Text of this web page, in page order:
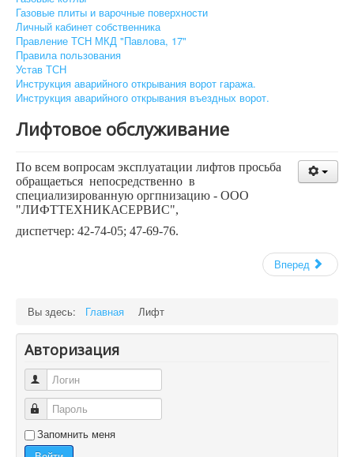
Газовые плиты и варочные поверхности
Личный кабинет собственника
Правление ТСН МКД "Павлова, 17"
Правила пользования
Устав ТСН
Инструкция аварийного открывания ворот гаража.
Инструкция аварийного открывания въездных ворот.
Лифтовое обслуживание
По всем вопросам эксплуатации лифтов просьба
обращаеться непосредственно в
специализированную оргпнизацию - ООО
"ЛИФТТЕХНИКАСЕРВИС",
диспетчер: 42-74-05; 47-69-76.
Вперед
Вы здесь: Главная Лифт
Авторизация
Логин
Пароль
Запомнить меня